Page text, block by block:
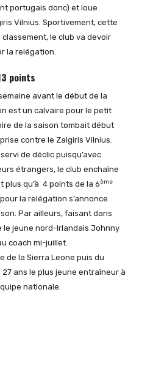
portugais donc) et loue
Vilnius. Sportivement, cette
le club va devoir
la relégation.
points
avant le début de la
est un calvaire pour le petit
de la saison tombait début
contre le Zalgiris Vilnius.
de déclic puisqu’avec
étrangers, le club enchaîne
plus qu’à 4 points de la 6ème
la relégation s’annonce
Par ailleurs, faisant dans
le jeune nord-Irlandais Johnny
coach mi-juillet.
de la Sierra Leone puis du
ans le plus jeune entraîneur à
nationale.